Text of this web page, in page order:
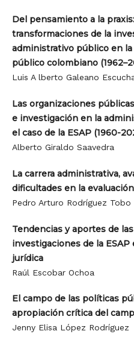
Del pensamiento a la
transformaciones de la
administrativo público en
público colombiano
Luis A lberto Galeano
Las organizaciones
e investigación en la
el caso de la ESAP (1960-
Alberto Giraldo Saavedra
La carrera administrativa,
dificultades en la
Pedro Arturo Rodríguez Tobo
Tendencias y aportes de
investigaciones de la
jurídica
Raúl Escobar Ochoa
El campo de las políticas
apropiación crítica del
Jenny Elisa López Rodríguez